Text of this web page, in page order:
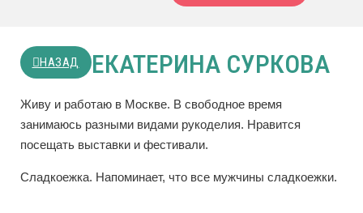
НАЗАД ЕКАТЕРИНА СУРКОВА
Живу и работаю в Москве. В свободное время
занимаюсь разными видами рукоделия. Нравится
посещать выставки и фестивали.
Сладкоежка. Напоминает, что все мужчины сладкоежки.